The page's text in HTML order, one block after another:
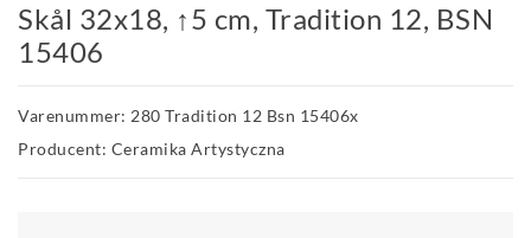
Skål 32x18, ↑5 cm, Tradition 12, BSN
15406
Varenummer: 280 Tradition 12 Bsn 15406x
Producent: Ceramika Artystyczna